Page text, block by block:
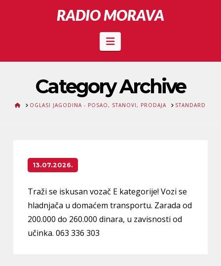
RADIO MORAVA
Navigation
Category Archive
HOMEOGLASI JAGODINA - POSAO, STANOVI, PRODAJA STANDARD
13.07.2026.
Traži se iskusan vozač E kategorije! Vozi se
hladnjača u domaćem transportu. Zarada od
200.000 do 260.000 dinara, u zavisnosti od
učinka. 063 336 303